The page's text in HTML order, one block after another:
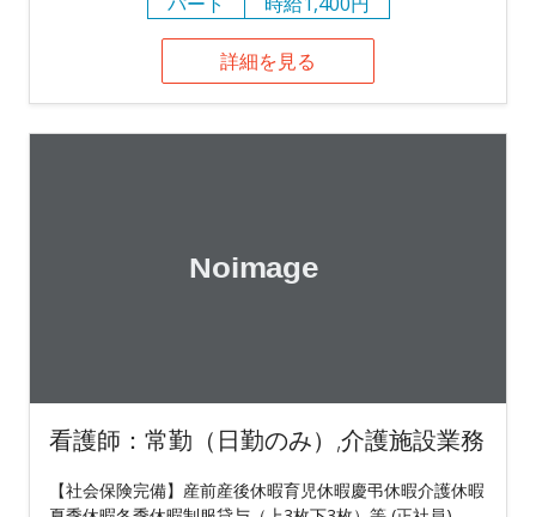
詳細を見る
看護師：常勤（日勤のみ）,介護施設業務
【社会保険完備】産前産後休暇育児休暇慶弔休暇介護休暇